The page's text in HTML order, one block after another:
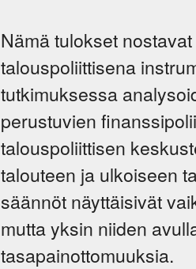
Nämä tulokset
talouspoliittisena
tutkimuksessa
perustuvien
talouspoliittisen
talouteen ja ulkoiseen
säännöt näyttäisivät
mutta yksin niiden
tasapainottomuuksia.